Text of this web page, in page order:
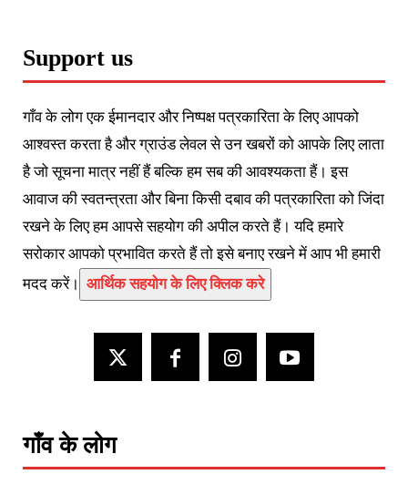
Support us
गाँव के लोग एक ईमानदार और निष्पक्ष पत्रकारिता के लिए आपको
आश्वस्त करता है और ग्राउंड लेवल से उन खबरों को आपके लिए लाता
है जो सूचना मात्र नहीं हैं बल्कि हम सब की आवश्यकता हैं। इस
आवाज की स्वतन्त्रता और बिना किसी दबाव की पत्रकारिता को जिंदा
रखने के लिए हम आपसे सहयोग की अपील करते हैं। यदि हमारे
सरोकार आपको प्रभावित करते हैं तो इसे बनाए रखने में आप भी हमारी
मदद करें। आर्थिक सहयोग के लिए क्लिक करे
गाँव के लोग